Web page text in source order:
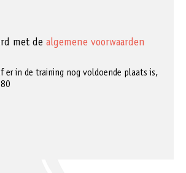
met de algemene voorwaarden
er in de training nog voldoende plaats is,